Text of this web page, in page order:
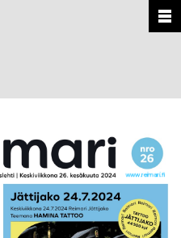
www.reimari.fi